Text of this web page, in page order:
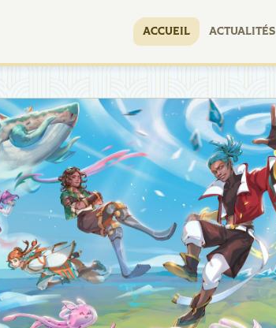
ACCUEIL ACTUALITÉS